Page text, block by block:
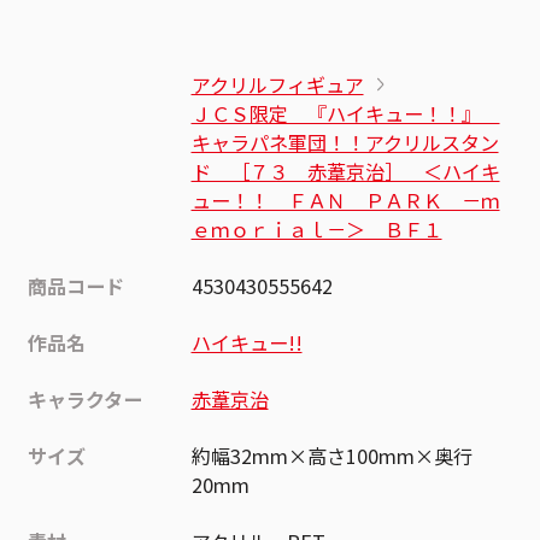
アクリルフィギュア
ＪＣＳ限定 『ハイキュー！！』
キャラパネ軍団！！アクリルスタン
ド ［７３ 赤葦京治］ ＜ハイキ
ュー！！ ＦＡＮ ＰＡＲＫ －ｍ
ｅｍｏｒｉａｌ－＞ ＢＦ１
商品コード
4530430555642
作品名
ハイキュー!!
キャラクター
赤葦京治
サイズ
約幅32mm×高さ100mm×奥行
20mm